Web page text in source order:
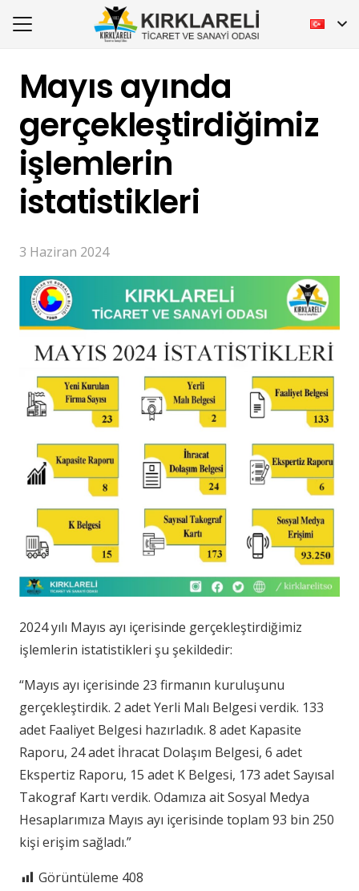
Mayıs ayında
gerçekleştirdiğimiz
işlemlerin
istatistikleri
3 Haziran 2024
2024 yılı Mayıs ayı içerisinde gerçekleştirdiğimiz
işlemlerin istatistikleri şu şekildedir:
“Mayıs ayı içerisinde 23 firmanın kuruluşunu
gerçekleştirdik. 2 adet Yerli Malı Belgesi verdik. 133
adet Faaliyet Belgesi hazırladık. 8 adet Kapasite
Raporu, 24 adet İhracat Dolaşım Belgesi, 6 adet
Ekspertiz Raporu, 15 adet K Belgesi, 173 adet Sayısal
Takograf Kartı verdik. Odamıza ait Sosyal Medya
Hesaplarımıza Mayıs ayı içerisinde toplam 93 bin 250
kişi erişim sağladı.”
Görüntüleme 408